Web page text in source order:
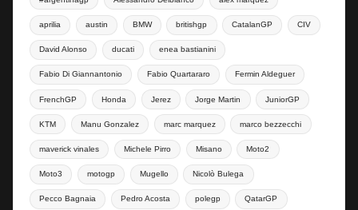
aprilia austin BMW britishgp CatalanGP CIV
David Alonso ducati enea bastianini
Fabio Di Giannantonio Fabio Quartararo Fermin Aldeguer
FrenchGP Honda Jerez Jorge Martin JuniorGP
KTM Manu Gonzalez marc marquez marco bezzecchi
maverick vinales Michele Pirro Misano Moto2
Moto3 motogp Mugello Nicolò Bulega
Pecco Bagnaia Pedro Acosta polegp QatarGP